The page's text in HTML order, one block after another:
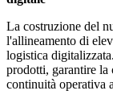
La costruzione del
l'allineamento di
logistica
prodotti, garantire la
continuità operativa